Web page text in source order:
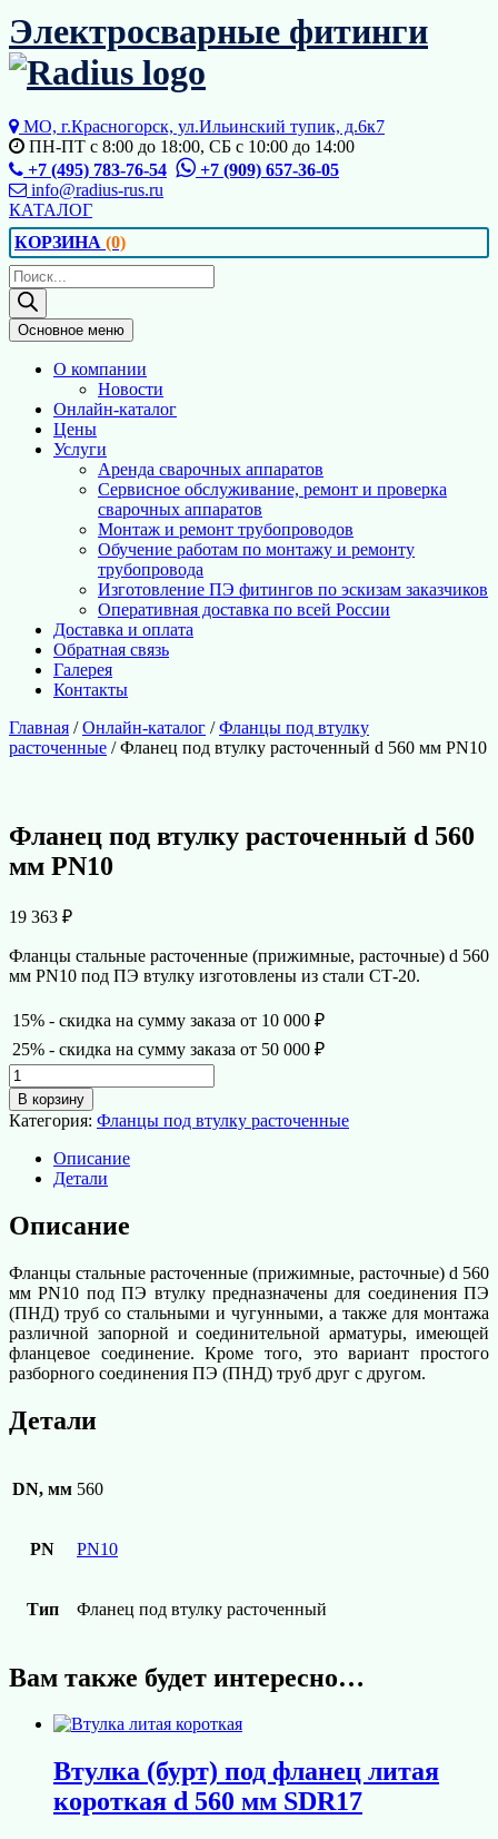
Перейти
к
содержимому
Электросварные фитинги
МО, г.Красногорск, ул.Ильинский тупик, д.6к7
ПН-ПТ с 8:00 до 18:00, СБ с 10:00 до 14:00
+7 (495) 783-76-54
+7 (909) 657-36-05
info@radius-rus.ru
КАТАЛОГ
КОРЗИНА (0)
Поиск
товаров
Основное меню
О компании
Новости
Онлайн-каталог
Цены
Услуги
Аренда сварочных аппаратов
Сервисное обслуживание, ремонт и проверка
сварочных аппаратов
Монтаж и ремонт трубопроводов
Обучение работам по монтажу и ремонту
трубопровода
Изготовление ПЭ фитингов по эскизам заказчиков
Оперативная доставка по всей России
Доставка и оплата
Обратная связь
Галерея
Контакты
Главная /Онлайн-каталог /Фланцы под втулку
расточенные / Фланец под втулку расточенный d 560 мм PN10
Фланец под втулку расточенный d 560
мм PN10
19 363 ₽
Фланцы стальные расточенные (прижимные, расточные) d 560
мм PN10 под ПЭ втулку изготовлены из стали СТ-20.
15% - скидка на сумму заказа от 10 000 ₽
25% - скидка на сумму заказа от 50 000 ₽
Количество
товара
Фланец
под
втулку
расточенный
560
мм
В корзину
Категория: Фланцы под втулку расточенные
Описание
Детали
Описание
Фланцы стальные расточенные (прижимные, расточные) d 560
мм PN10 под ПЭ втулку предназначены для соединения ПЭ
(ПНД) труб со стальными и чугунными, а также для монтажа
различной запорной и соединительной арматуры, имеющей
фланцевое соединение. Кроме того, это вариант простого
разборного соединения ПЭ (ПНД) труб друг с другом.
Детали
DN, мм 560
PN PN10
Тип Фланец под втулку расточенный
Вам также будет интересно…
Втулка (бурт) под фланец литая
короткая d 560 мм SDR17